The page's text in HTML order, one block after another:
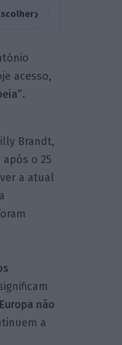
›
acesso,
.
Brandt,
o 25
a atual
não
a